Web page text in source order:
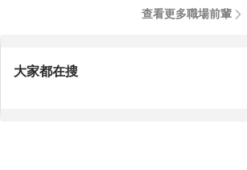
查看更多職場前輩
大家都在搜